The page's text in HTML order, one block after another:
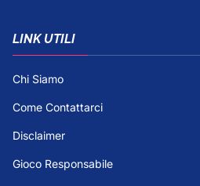
LINK UTILI
Chi Siamo
Come Contattarci
Disclaimer
Gioco Responsabile